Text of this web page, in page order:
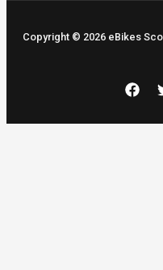
Copyright © 2026 eBikes